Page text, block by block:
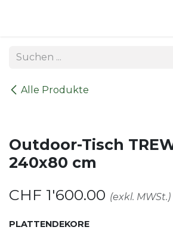
Alle Produkte
Outdoor-Tisch
240x80 cm
CHF 1'600.00 (exkl. MWSt.)
PLATTENDEKORE